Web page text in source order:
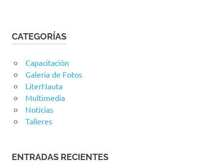
CATEGORÍAS
Capacitación
Galeria de Fotos
LiterNauta
Multimedia
Noticias
Talleres
ENTRADAS RECIENTES